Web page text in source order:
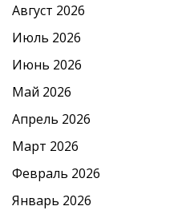
Август 2026
Июль 2026
Июнь 2026
Май 2026
Апрель 2026
Март 2026
Февраль 2026
Январь 2026